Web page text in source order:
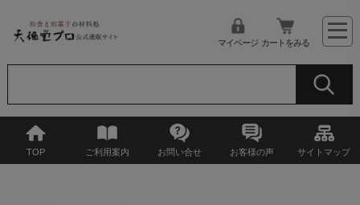
マイページ カートをみる
TOP ご利用案内 お問い合せ お客様の声 サイトマップ